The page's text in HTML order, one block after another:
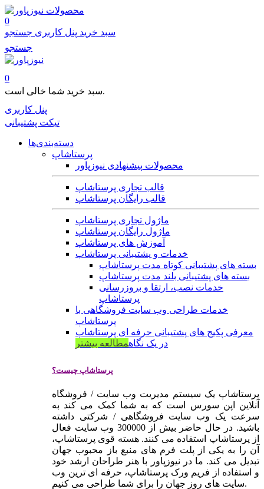
محصولات
0
سبد خرید پنل کاربری جستجو
جستجو
0
سبد خرید شما خالی است.
پنل کاربری
تیکت پشتیبانی
دسته‌بندی‌ها
پرستاشاپ
محصولات پیشنهادی نیوزپاور
قالب تجاری پرستاشاپ
قالب رایگان پرستاشاپ
ماژول تجاری پرستاشاپ
ماژول رایگان پرستاشاپ
آموزش های پرستاشاپ
خدمات و پشتیبانی پرستاشاپ
بسته های پشتیبانی کوتاه مدت پرستاشاپ
بسته های پشتیبانی بلند مدت پرستاشاپ
خدمات نصب، ارتقا و بروزرسانی
پرستاشاپ
خدمات طراحی وب سایت فروشگاهی با
پرستاشاپ
معرفی پکیج های پشتیبانی حرفه ای پرستاشاپ
در یک نگاهمطالعه بیشتر
پرستاشاپ چیست؟
پرستاشاپ یک سیستم مدیریت وب سایت / فروشگاه
آنلاین اپن سورس است که به شما کمک می کند به
سرعت یک وب سایت فروشگاهی / شرکتی داشته
باشید. در حال حاضر بیش از 300000 وب سایت فعال
از پرستاشاپ استفاده می کنند. هسته قوی پرستاشاپ،
آن را به یکی از پلت فرم های منبع باز محبوب جهان
تبدیل می کند. ما در نیوزپاور با هنر طراحان ارشد خود
و استفاده از فریم ورک پرستاشاپ، حرفه ای ترین وب
سایت های روز جهان را برای شما طراحی می کنیم.